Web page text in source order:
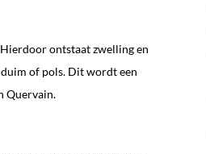
ontstaat zwelling en
of pols. Dit wordt een
Quervain.